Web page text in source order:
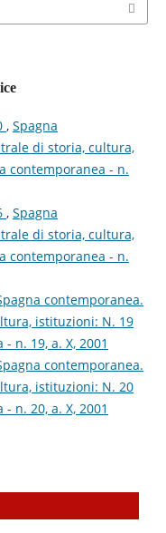
, Spagna
di storia, cultura,
contemporanea - n.
, Spagna
di storia, cultura,
contemporanea - n.
contemporanea.
istituzioni: N. 19
n. 19, a. X, 2001
contemporanea.
istituzioni: N. 20
n. 20, a. X, 2001